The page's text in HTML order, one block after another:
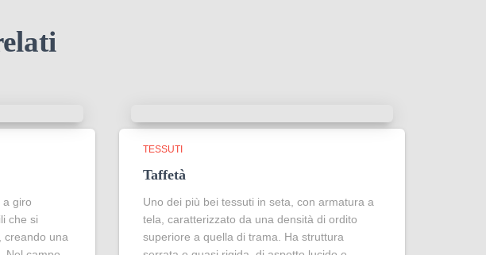
a giro
che si
creando una
TESSUTI
Taffetà
Uno dei più bei tessuti in seta, con armatura a
tela, caratterizzato da una densità di ordito
superiore a quella di trama. Ha struttura